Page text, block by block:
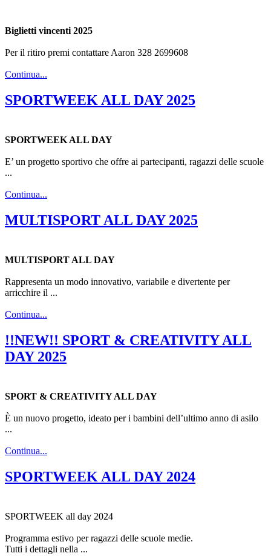
Biglietti vincenti 2025
Per il ritiro premi contattare Aaron 328 2699608
Continua...
SPORTWEEK ALL DAY 2025
SPORTWEEK ALL DAY
E’ un progetto sportivo che offre ai partecipanti, ragazzi delle scuole
...
Continua...
MULTISPORT ALL DAY 2025
MULTISPORT ALL DAY
Rappresenta un modo innovativo, variabile e divertente per
arricchire il ...
Continua...
!!NEW!! SPORT & CREATIVITY ALL
DAY 2025
SPORT & CREATIVITY ALL DAY
È un nuovo progetto, ideato per i bambini dell’ultimo anno di asilo
...
Continua...
SPORTWEEK ALL DAY 2024
SPORTWEEK all day 2024
Programma estivo per ragazzi delle scuole medie.
Tutti i dettagli nella ...